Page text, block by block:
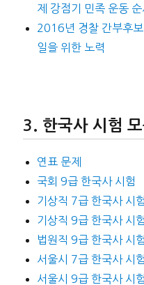
제 강점기 민족 운동 순
2016년 경찰 간부후
일을 위한 노력
한국사 시험
연표 문제
국회 9급 한국사 시험
기상직 7급 한국사 시험
기상직 9급 한국사 시험
법원직 9급 한국사 시험
서울시 7급 한국사 시험
서울시 9급 한국사 시험